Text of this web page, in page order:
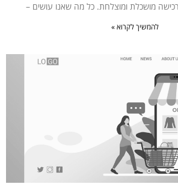
מושכלת ומוצלחת. כל מה שאנו עושים –
להמשיך לקרוא »